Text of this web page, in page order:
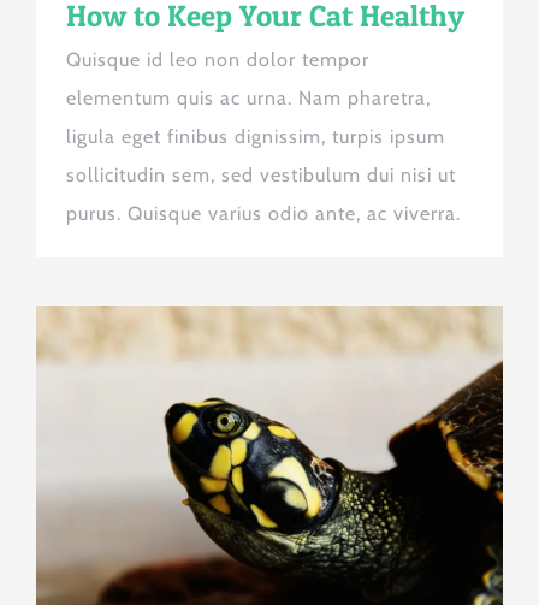
How to Keep Your Cat Healthy
Quisque id leo non dolor tempor
elementum quis ac urna. Nam pharetra,
ligula eget finibus dignissim, turpis ipsum
sollicitudin sem, sed vestibulum dui nisi ut
purus. Quisque varius odio ante, ac viverra.